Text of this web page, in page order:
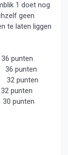
1 doet nog
geen
te laten liggen
punten
punten
punten
punten
punten